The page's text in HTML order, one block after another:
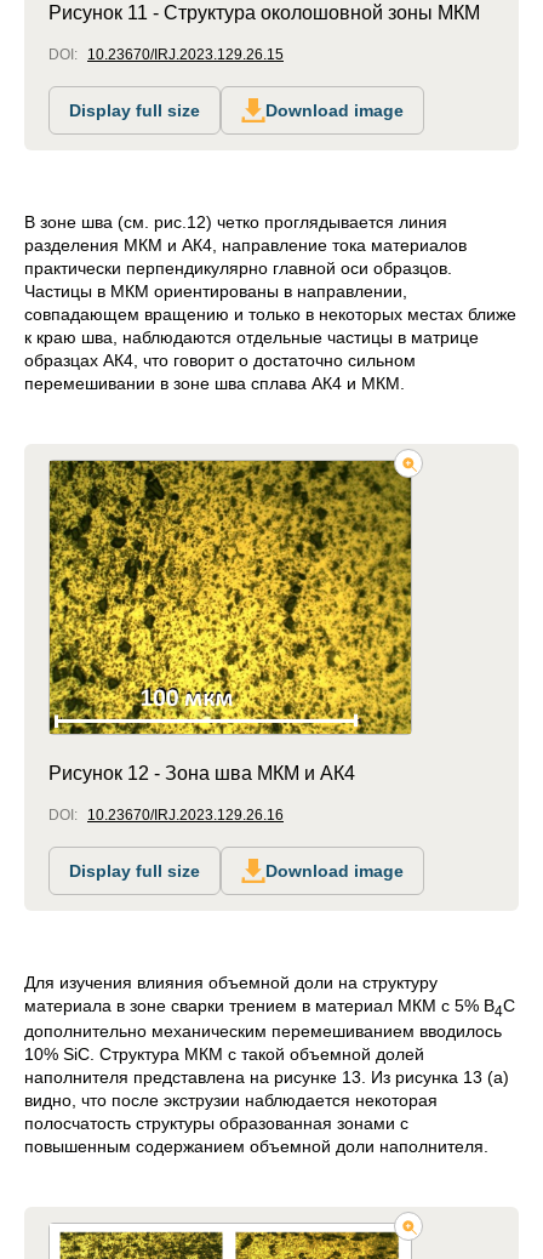
Рисунок 11 - Структура околошовной зоны МКМ
DOI: 10.23670/IRJ.2023.129.26.15
Display full size Download image
В зоне шва (см. рис.12) четко проглядывается линия
разделения МКМ и АК4, направление тока материалов
практически перпендикулярно главной оси образцов.
Частицы в МКМ ориентированы в направлении,
совпадающем вращению и только в некоторых местах ближе
к краю шва, наблюдаются отдельные частицы в матрице
образцах АК4, что говорит о достаточно сильном
перемешивании в зоне шва сплава АК4 и МКМ.
Рисунок 12 - Зона шва МКМ и АК4
DOI: 10.23670/IRJ.2023.129.26.16
Display full size Download image
Для изучения влияния объемной доли на структуру
материала в зоне сварки трением в материал МКМ с 5% B4C
дополнительно механическим перемешиванием вводилось
10% SiC. Структура МКМ с такой объемной долей
наполнителя представлена на рисунке 13. Из рисунка 13 (а)
видно, что после экструзии наблюдается некоторая
полосчатость структуры образованная зонами с
повышенным содержанием объемной доли наполнителя.